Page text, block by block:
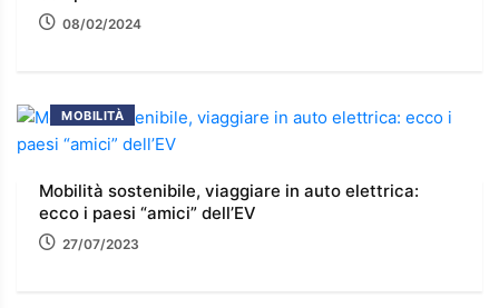
08/02/2024
MOBILITÀ
Mobilità sostenibile, viaggiare in auto elettrica:
ecco i paesi “amici” dell’EV
27/07/2023